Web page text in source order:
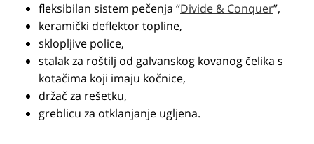
fleksibilan sistem pečenja “Divide & Conquer”,
keramički deflektor topline,
sklopljive police,
stalak za roštilj od galvanskog kovanog čelika s
kotačima koji imaju kočnice,
držač za rešetku,
greblicu za otklanjanje ugljena.